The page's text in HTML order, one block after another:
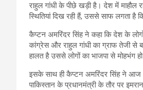
राहुल गांधी के पीछे खड़ी है। देश में माहौल
स्थितियां दिख रही हैं, उससे साफ लगता है
कैप्‍टन अमरिंदर सिंह ने कहा कि देश के
कांग्रेस और राहुल गांधी का ग्राफ तेजी से
हालत है उससे लोगों का भाजपा से मोहभंग
इसके साथ ही कैप्‍टन अमरिंदर सिंह ने आज
पाकिस्‍तान के प्रधानमंत्री के तौर पर